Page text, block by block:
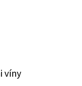
víny